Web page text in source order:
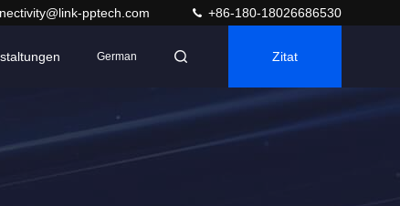
pptech.com +86-180-18026686530
German Zitat